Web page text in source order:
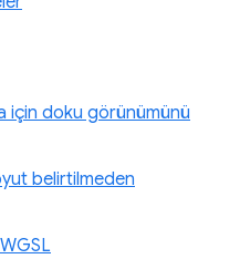
için doku görünümünü
belirtilmeden